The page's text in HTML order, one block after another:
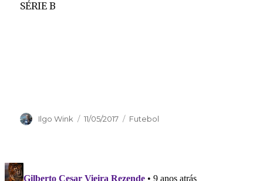
SÉRIE B
Autor
Ilgo Wink
Publicado
11/05/2017 Categorias
Futebol